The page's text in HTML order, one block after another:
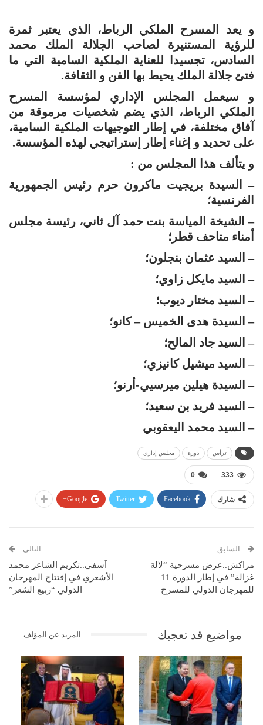
و يعد المسرح الملكي الرباط، الذي يعتبر ثمرة
للرؤية المستنيرة لصاحب الجلالة الملك محمد
السادس، تجسيدا للعناية الملكية السامية التي ما
فتئ جلالة الملك يحيط بها الفن و الثقافة.
و سيعمل المجلس الإداري لمؤسسة المسرح
الملكي الرباط، الذي يضم شخصيات مرموقة من
آفاق مختلفة، في إطار التوجيهات الملكية السامية،
على تحديد و إغناء إطار إستراتيجي لهذه المؤسسة.
و يتألف هذا المجلس من :
– السيدة بريجيت ماكرون حرم رئيس الجمهورية
الفرنسية؛
– الشيخة المياسة بنت حمد آل ثاني، رئيسة مجلس
أمناء متاحف قطر؛
– السيد عثمان بنجلون؛
– السيد مايكل زاوي؛
– السيد مختار ديوب؛
– السيدة هدى الخميس – كانو؛
– السيد جاد المالح؛
– السيد ميشيل كانيزي؛
– السيدة هيلين ميرسيي-أرنو؛
– السيد فريد بن سعيد؛
– السيد محمد اليعقوبي
ترأس دورة مجلس إداري
0 333
شارك Facebook
Twitter
Google+
السابق
مراكش..عرض مسرحية “لالة
غزالة” في إطار الدورة 11
للمهرجان الدولي للمسرح
التالي
آسفي..تكريم الشاعر محمد
الأشعري في إفتتاح المهرجان
الدولي “ربيع الشعر”
مواضيع قد تعجبك المزيد عن المؤلف